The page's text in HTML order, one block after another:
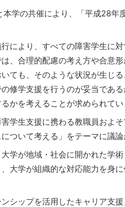
学の共催により、「平成28年
により、すべての障害学生に
、合理的配慮の考え方や合意
ても、そのような状況が生じ
修学支援を行うのが妥当であ
かを考えることが求められてい
学生支援に携わる教職員およ
ついて考える」をテーマに議論
学が地域・社会に開かれた学
大学が組織的な対応能力を身
シップを活用したキャリア支